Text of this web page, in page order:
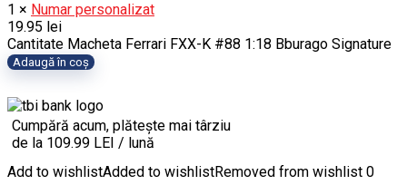
1 × Numar personalizat
19.95 lei
Cantitate Macheta Ferrari FXX-K #88 1:18 Bburago Signature
Adaugă în coș
Cumpără acum, plătește mai târziu
de la 109.99 LEI / lună
Add to wishlistAdded to wishlistRemoved from wishlist 0